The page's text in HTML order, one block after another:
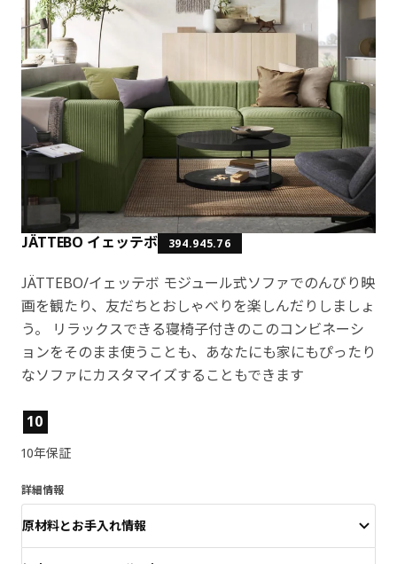
JÄTTEBO イェッテボ 394.945.76
JÄTTEBO/イェッテボ モジュール式ソファでのんびり映
画を観たり、友だちとおしゃべりを楽しんだりしましょ
う。 リラックスできる寝椅子付きのこのコンビネーシ
ョンをそのまま使うことも、あなたにも家にもぴったり
なソファにカスタマイズすることもできます
製品の特徴
10
10年保証
詳細情報
原材料とお手入れ情報